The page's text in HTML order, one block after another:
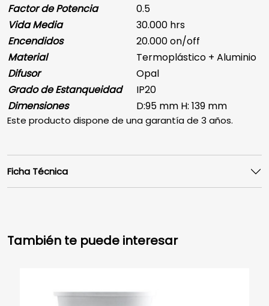
Factor de Potencia
0.5
Vida Media
30.000 hrs
Encendidos
20.000 on/off
Material
Termoplástico + Aluminio
Difusor
Opal
Grado de Estanqueidad
IP20
Dimensiones
D:95 mm H: 139 mm
Este producto dispone de una garantía de 3 años.
Ficha Técnica
También te puede interesar